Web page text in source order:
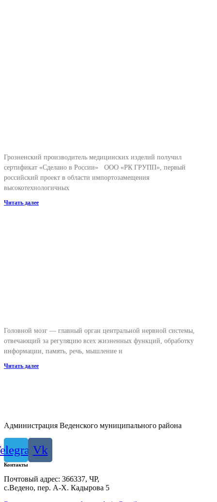
Грозненский производитель медицинских изделий получил
сертификат «Сделано в России» ООО «РК ГРУПП», первый
российский проект в области импортозамещения
высокотехнологичных
Читать далее
Головной мозг — главный орган центральной нервной системы,
отвечающий за регуляцию всех жизненных функций, обработку
информации, память, речь, мышление и
Читать далее
Администрация Веденского муниципального района
Vk
Контакты
Почтовый адрес: 366337, ЧР,
с.Ведено, пер. А-Х. Кадыровa 5